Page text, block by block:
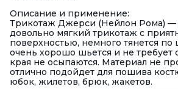
Описание и применение:
Трикотаж Джерси (Нейлон Рома) —
довольно мягкий трикотаж с
поверхностью, немного тянется
очень хорошо шьется и не требует
края не осыпаются. Материал не
отлично подойдет для пошива
юбок, жилетов, брюк, жакетов.